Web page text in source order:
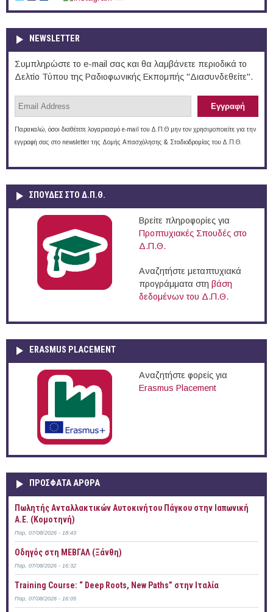
NEWSLETTER
Συμπληρώστε το e-mail σας και θα λαμβάνετε περιοδικά το
Δελτίο Τύπου της Ραδιοφωνικής Εκπομπής "Διασυνδεθείτε".
Παρακαλώ, όσοι διαθέτετε λογαριασμό e-mail του Δ.Π.Θ μην τον χρησιμοποιείτε για την
εγγραφή σας στο newsletter της Δομής Απασχόλησης & Σταδιοδρομίας του Δ.Π.Θ.
ΣΠΟΥΔΈΣ ΣΤΟ Δ.Π.Θ.
Βρείτε πληροφορίες για
Προπτυχιακές Σπουδές στο
Δ.Π.Θ.
Αναζητήστε μεταπτυχιακά
προγράμματα στη βάση
δεδομένων του Δ.Π.Θ.
ERASMUS PLACEMENT
Αναζητήστε φορείς για
Erasmus Placement
ΠΡOΣΦΑΤΑ AΡΘΡΑ
Πωλητής Ανταλλακτικών Αυτοκινήτου Πάγκου στην Ιαπωνική
Α.Ε. (Κομοτηνή)
Παρ, 07/08/2026 - 18:43
Οδηγός στη ΜΕΒΓΑΛ (Ξάνθη)
Παρ, 07/08/2026 - 16:32
Training Course: “ Deep Roots, New Paths” στην Ιταλία
Παρ, 07/08/2026 - 16:05